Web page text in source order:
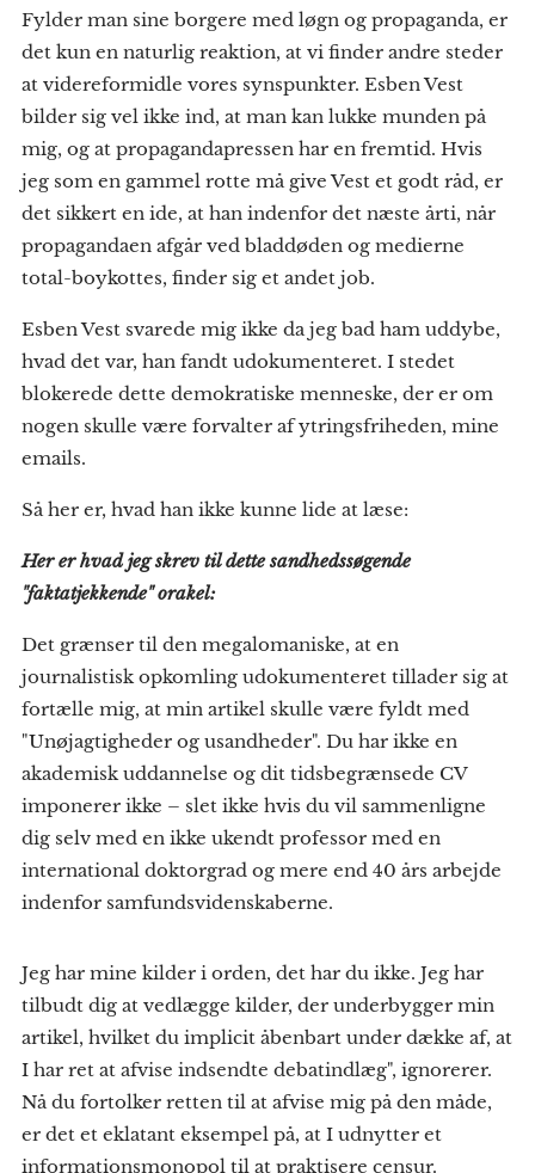
Fylder man sine borgere med løgn og propaganda, er
det kun en naturlig reaktion, at vi finder andre steder
at videreformidle vores synspunkter. Esben Vest
bilder sig vel ikke ind, at man kan lukke munden på
mig, og at propagandapressen har en fremtid. Hvis
jeg som en gammel rotte må give Vest et godt råd, er
det sikkert en ide, at han indenfor det næste årti, når
propagandaen afgår ved bladdøden og medierne
total-boykottes, finder sig et andet job.
Esben Vest svarede mig ikke da jeg bad ham uddybe,
hvad det var, han fandt udokumenteret. I stedet
blokerede dette demokratiske menneske, der er om
nogen skulle være forvalter af ytringsfriheden, mine
emails.
Så her er, hvad han ikke kunne lide at læse:
Her er hvad jeg skrev til dette sandhedssøgende
"faktatjekkende" orakel:
Det grænser til den megalomaniske, at en
journalistisk opkomling udokumenteret tillader sig at
fortælle mig, at min artikel skulle være fyldt med
"Unøjagtigheder og usandheder". Du har ikke en
akademisk uddannelse og dit tidsbegrænsede CV
imponerer ikke – slet ikke hvis du vil sammenligne
dig selv med en ikke ukendt professor med en
international doktorgrad og mere end 40 års arbejde
indenfor samfundsvidenskaberne.
Jeg har mine kilder i orden, det har du ikke. Jeg har
tilbudt dig at vedlægge kilder, der underbygger min
artikel, hvilket du implicit åbenbart under dække af, at
I har ret at afvise indsendte debatindlæg", ignorerer.
Nå du fortolker retten til at afvise mig på den måde,
er det et eklatant eksempel på, at I udnytter et
informationsmonopol til at praktisere censur.